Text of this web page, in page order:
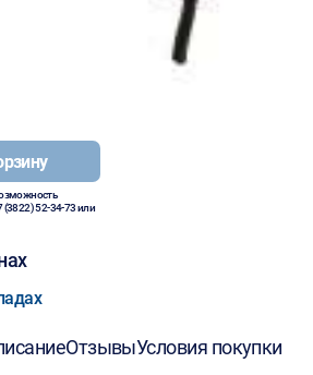
(3822) 52-34-73или
ОтзывыУсловия покупки